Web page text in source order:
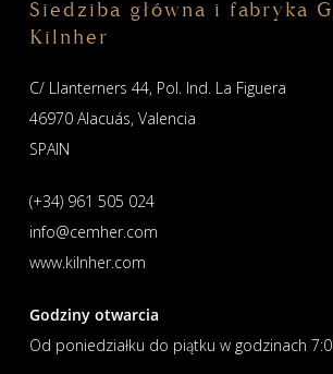
Siedziba główna i fabryka
Kilnher
C/ Llanterners 44, Pol. Ind. La Figuera
46970 Alacuás, Valencia
SPAIN
(+34) 961 505 024
info@cemher.com
www.kilnher.com
Godziny otwarcia
Od poniedziałku do piątku w godzinach